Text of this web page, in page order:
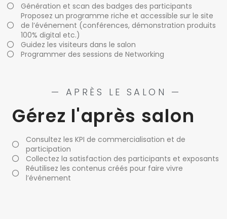
Génération et scan des badges des participants
Proposez un programme riche et accessible sur le site
de l’événement (conférences, démonstration produits
100% digital etc.)
Guidez les visiteurs dans le salon
Programmer des sessions de Networking
— APRÈS LE SALON —
Gérez l'après salon
Consultez les KPI de commercialisation et de
participation
Collectez la satisfaction des participants et exposants
Réutilisez les contenus créés pour faire vivre
l’événement